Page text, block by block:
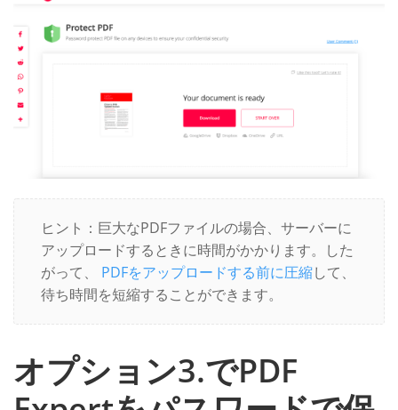
ヒント：巨大なPDFファイルの場合、サーバーに
アップロードするときに時間がかかります。した
がって、 PDFをアップロードする前に圧縮して、
待ち時間を短縮することができます。
オプション3.でPDF